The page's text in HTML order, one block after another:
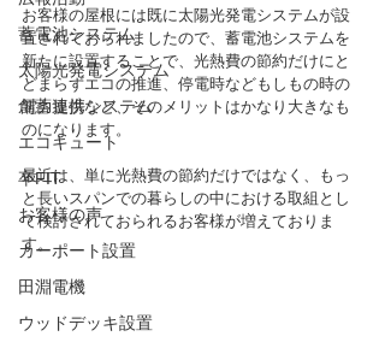
蓄電池システム
太陽光発電システム
創蓄連携システム
エコキュート
卒FIT
お客様の声
カーポート設置
田淵電機
ウッドデッキ設置
お客様の屋根には既に太陽光発電システムが設
置されておられましたので、蓄電池システムを
新たに設置することで、光熱費の節約だけにと
どまらずエコの推進、停電時などもしもの時の
電力提供など、そのメリットはかなり大きなも
のになります。
最近は、単に光熱費の節約だけではなく、もっ
と長いスパンでの暮らしの中における取組とし
て検討されておられるお客様が増えておりま
す。